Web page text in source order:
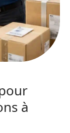
à